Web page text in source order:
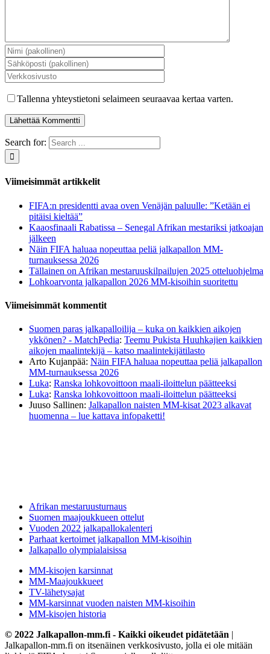
Tallenna yhteystietoni selaimeen seuraavaa kertaa varten.
Search for:
Viimeisimmät artikkelit
FIFA:n presidentti avaa oven Venäjän paluulle: ”Ketään ei
pitäisi kieltää”
Kaaosfinaali Rabatissa – Senegal Afrikan mestariksi jatkoajan
jälkeen
Näin FIFA haluaa nopeuttaa peliä jalkapallon MM-
turnauksessa 2026
Tällainen on Afrikan mestaruuskilpailujen 2025 otteluohjelma
Lohkoarvonta jalkapallon 2026 MM-kisoihin suoritettu
Viimeisimmät kommentit
Suomen paras jalkapalloilija – kuka on kaikkien aikojen
ykkönen? - MatchPedia: Teemu Pukista Huuhkajien kaikkien
aikojen maalintekijä – katso maalintekijätilasto
Arto Kujanpää: Näin FIFA haluaa nopeuttaa peliä jalkapallon
MM-turnauksessa 2026
Luka: Ranska lohkovoittoon maali-iloittelun päätteeksi
Luka: Ranska lohkovoittoon maali-iloittelun päätteeksi
Juuso Sallinen: Jalkapallon naisten MM-kisat 2023 alkavat
huomenna – lue kattava infopaketti!
Afrikan mestaruusturnaus
Suomen maajoukkueen ottelut
Vuoden 2022 jalkapallokalenteri
Parhaat kertoimet jalkapallon MM-kisoihin
Jalkapallo olympialaisissa
MM-kisojen karsinnat
MM-Maajoukkueet
TV-lähetysajat
MM-karsinnat vuoden naisten MM-kisoihin
MM-kisojen historia
© 2022 Jalkapallon-mm.fi - Kaikki oikeudet pidätetään |
Jalkapallon-mm.fi on itsenäinen verkkosivusto, jolla ei ole mitään